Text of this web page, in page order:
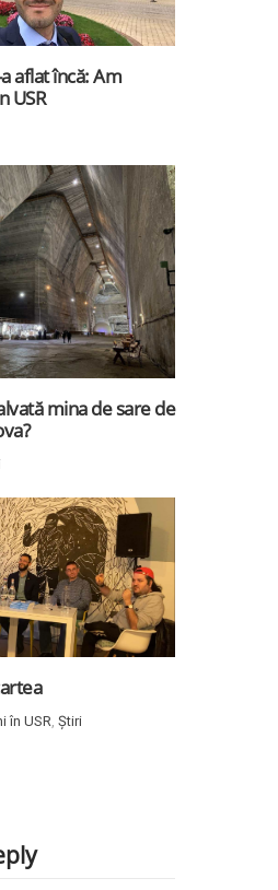
aflat încă: Am
USR
mina de sare de
în USR, Știri